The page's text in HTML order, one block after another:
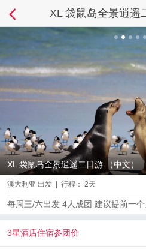
XL 袋鼠岛全景逍遥
XL 袋鼠岛全景逍遥二日游 （中文）
澳大利亚 出发 | 行程： 2天
每周三/六出发 4人成团 建议提前一
3星酒店住宿参团价